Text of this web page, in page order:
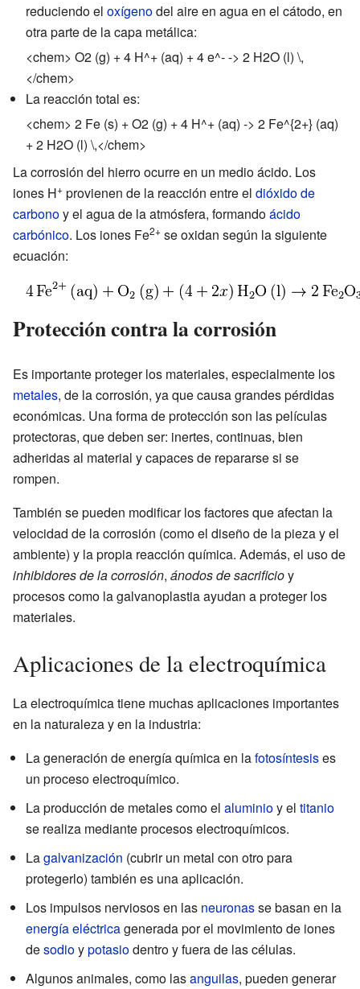
reduciendo el oxígenodel aire en agua en el cátodo, en
otra parte de la capa metálica:
<chem> O2 (g) + 4 H^+ (aq) + 4 e^- -> 2 H2O (l) \,
</chem>
La reacción total es:
<chem> 2 Fe (s) + O2 (g) + 4 H^+ (aq) -> 2 Fe^{2+} (aq)
+ 2 H2O (l) \,</chem>
La corrosión del hierro ocurre en un medio ácido. Los
iones H+ provienen de la reacción entre el dióxido de
carbonoy el agua de la atmósfera, formandoácido
carbónico. Los iones Fe2+ se oxidan según la siguiente
ecuación:
Protección contra la corrosión
Es importante proteger los materiales, especialmente los
metales, de la corrosión, ya que causa grandes pérdidas
económicas. Una forma de protección son las películas
protectoras, que deben ser: inertes, continuas, bien
adheridas al material y capaces de repararse si se
rompen.
También se pueden modificar los factores que afectan la
velocidad de la corrosión (como el diseño de la pieza y el
ambiente) y la propia reacción química. Además, el uso de
inhibidores de la corrosión, ánodos de sacrificioy
procesos como la galvanoplastia ayudan a proteger los
materiales.
Aplicaciones de la electroquímica
La electroquímica tiene muchas aplicaciones importantes
en la naturaleza y en la industria:
La generación de energía química en lafotosíntesises
un proceso electroquímico.
La producción de metales como el aluminioy el titanio
se realiza mediante procesos electroquímicos.
Lagalvanización (cubrir un metal con otro para
protegerlo) también es una aplicación.
Los impulsos nerviosos en las neuronasse basan en la
energía eléctricagenerada por el movimiento de iones
desodioypotasiodentro y fuera de las células.
Algunos animales, como lasanguilas, pueden generar